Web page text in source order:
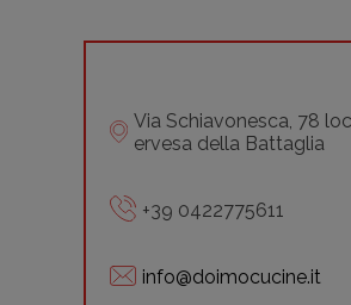
Via Schiavonesca, 78
ervesa della Battaglia
+39 0422775611
info@doimocucine.it